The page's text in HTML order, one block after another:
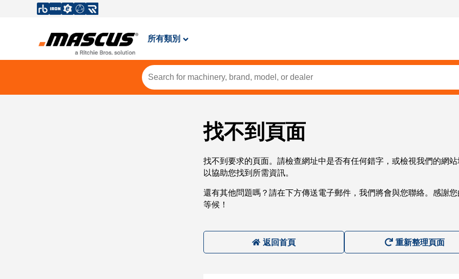
所有類別
找不到頁面
找不到要求的頁面。請檢查網址中是否有任何錯字，或檢視我們的網
以協助您找到所需資訊。
還有其他問題嗎？請在下方傳送電子郵件，我們將會與您聯絡。感謝
等候！
返回首頁 重新整理頁面